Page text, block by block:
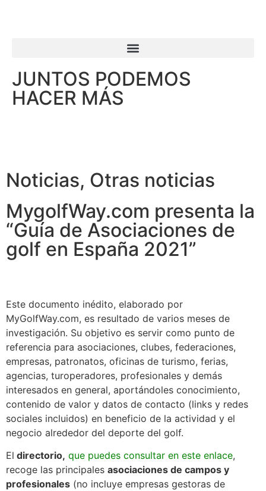
JUNTOS PODEMOS
HACER MÁS
Noticias, Otras noticias
MygolfWay.com presenta la
“Guía de Asociaciones de
golf en España 2021”
Este documento inédito, elaborado por
MyGolfWay.com, es resultado de varios meses de
investigación. Su objetivo es servir como punto de
referencia para asociaciones, clubes, federaciones,
empresas, patronatos, oficinas de turismo, ferias,
agencias, turoperadores, profesionales y demás
interesados en general, aportándoles conocimiento,
contenido de valor y datos de contacto (links y redes
sociales incluidos) en beneficio de la actividad y el
negocio alrededor del deporte del golf.
El directorio, que puedes consultar en este enlace,
recoge las principales asociaciones de campos y
profesionales (no incluye empresas gestoras de